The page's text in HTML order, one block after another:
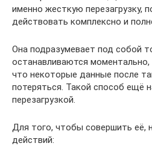
именно жесткую перезагрузку,
действовать комплексно и
Она подразумевает под собой
останавливаются моментально,
что некоторые данные после
потеряться. Такой способ ещё
перезагрузкой.
Для того, чтобы совершить её,
действий: